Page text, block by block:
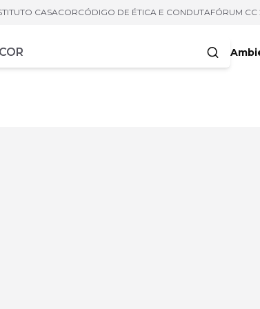
CASACORCÓDIGO DE ÉTICA E CONDUTAFÓRUM